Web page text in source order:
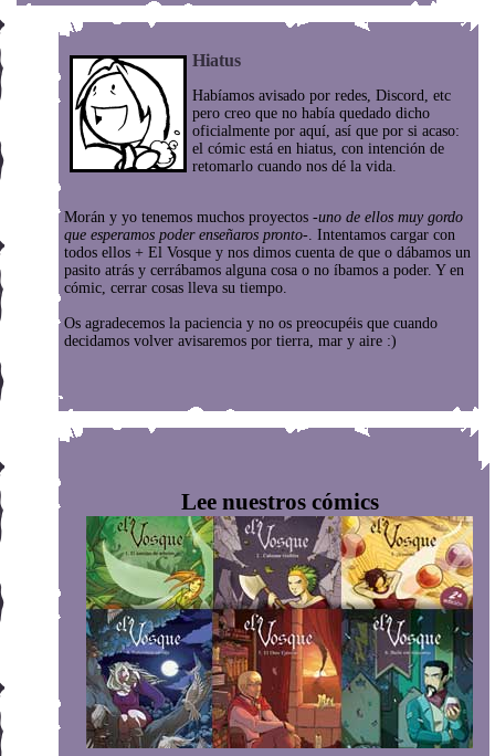
Hiatus
Habíamos avisado por redes, Discord, etc
pero creo que no había quedado dicho
oficialmente por aquí, así que por si acaso:
el cómic está en hiatus, con intención de
retomarlo cuando nos dé la vida.
Morán y yo tenemos muchos proyectos -uno de ellos muy gordo
que esperamos poder enseñaros pronto-. Intentamos cargar con
todos ellos + El Vosque y nos dimos cuenta de que o dábamos un
pasito atrás y cerrábamos alguna cosa o no íbamos a poder. Y en
cómic, cerrar cosas lleva su tiempo.
Os agradecemos la paciencia y no os preocupéis que cuando
decidamos volver avisaremos por tierra, mar y aire :)
Lee nuestros cómics